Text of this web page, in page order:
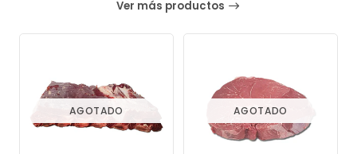
Ver más productos
AGOTADO AGOTADO